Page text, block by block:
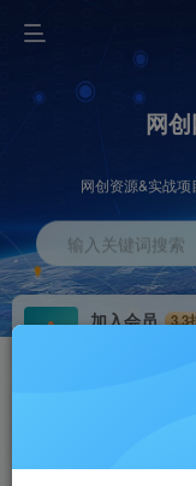
网
网创资源&实战
输入关键词搜索
加入会员
3.3